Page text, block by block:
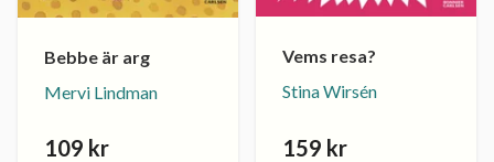
Bebbe är arg
Mervi Lindman
109 kr
Vems resa?
Stina Wirsén
159 kr